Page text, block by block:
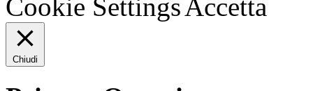
Chiudi
Privacy Overview